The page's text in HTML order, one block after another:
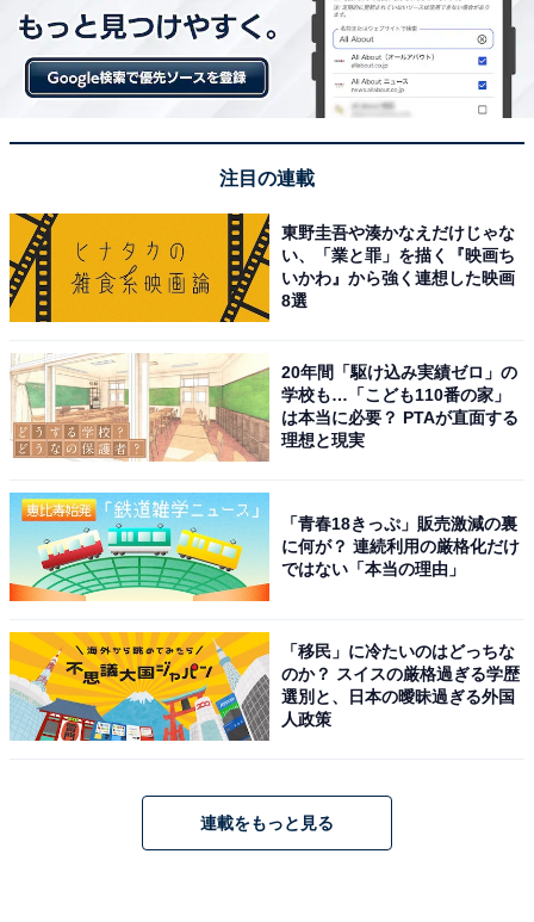
注目の連載
東野圭吾や湊かなえだけじゃな
い、「業と罪」を描く『映画ち
いかわ』から強く連想した映画
8選
20年間「駆け込み実績ゼロ」の
学校も…「こども110番の家」
は本当に必要？ PTAが直面する
理想と現実
「青春18きっぷ」販売激減の裏
に何が？ 連続利用の厳格化だけ
ではない「本当の理由」
「移民」に冷たいのはどっちな
のか？ スイスの厳格過ぎる学歴
選別と、日本の曖昧過ぎる外国
人政策
連載をもっと見る